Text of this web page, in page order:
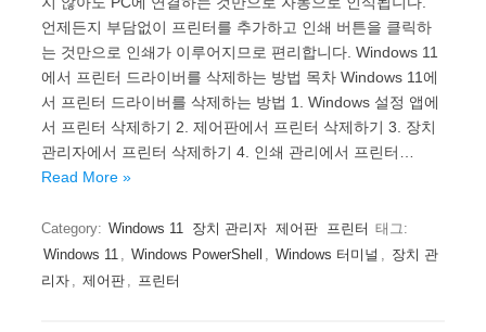
언제든지 부담없이 프린터를 추가하고 인쇄 버튼을 클릭하
는 것만으로 인쇄가 이루어지므로 편리합니다. Windows 11
에서 프린터 드라이버를 삭제하는 방법 목차 Windows 11에
서 프린터 드라이버를 삭제하는 방법 1. Windows 설정 앱에
서 프린터 삭제하기 2. 제어판에서 프린터 삭제하기 3. 장치
관리자에서 프린터 삭제하기 4. 인쇄 관리에서 프린터…
Read More »
Category: Windows 11 장치 관리자 제어판 프린터 태그:
Windows 11
Windows PowerShell Windows 터미널
장치 관
리자
제어판 프린터